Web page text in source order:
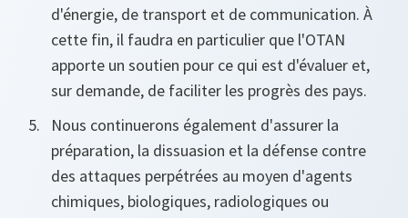
d'énergie, de transport et de communication. À
cette fin, il faudra en particulier que l'OTAN
apporte un soutien pour ce qui est d'évaluer et,
sur demande, de faciliter les progrès des pays.
Nous continuerons également d'assurer la
préparation, la dissuasion et la défense contre
des attaques perpétrées au moyen d'agents
chimiques, biologiques, radiologiques ou